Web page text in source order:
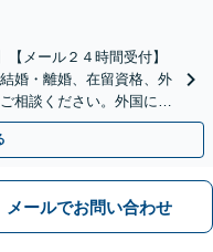
【メール２４時間受付】
婚・離婚、在留資格、外
相談ください。外国につ
おります。
メールでお問い合わせ